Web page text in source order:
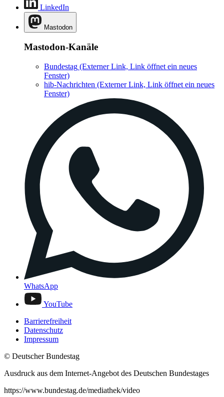
LinkedIn
Mastodon
Mastodon-Kanäle
Bundestag (Externer Link, Link öffnet ein neues
Fenster)
hib-Nachrichten (Externer Link, Link öffnet ein neues
Fenster)
WhatsApp
YouTube
Barrierefreiheit
Datenschutz
Impressum
© Deutscher Bundestag
Ausdruck aus dem Internet-Angebot des Deutschen Bundestages
https://www.bundestag.de/mediathek/video